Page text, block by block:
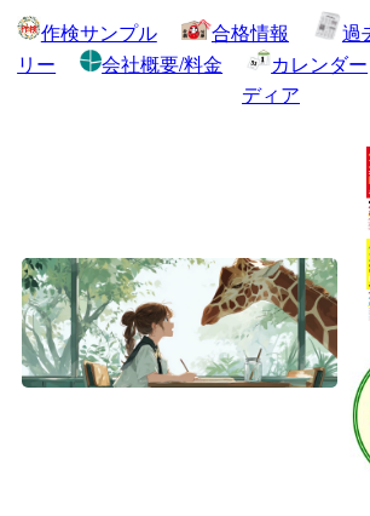
作検サンプル
合格情報 過
リー
会社概要/料金 カレンダー
ディア